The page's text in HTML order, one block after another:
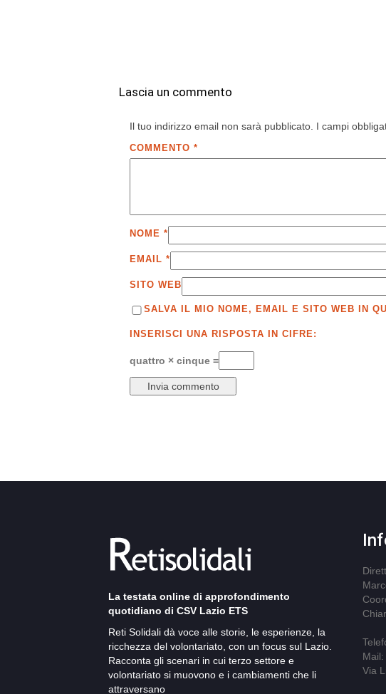
Lascia un commento
Il tuo indirizzo email non sarà pubblicato. I campi
COMMENTO *
NOME *
EMAIL *
SITO WEB
SALVA IL MIO NOME, EMAIL E SITO WEB IN
INSERISCI UNA RISPOSTA IN CIFRE:
quattro × cinque =
La testata online di approfondimento
quotidiano di CSV Lazio ETS
Reti Solidali dà voce alle storie, le esperienze, la
ricchezza del volontariato, con un focus sul Lazio.
Racconta gli scenari in cui terzo settore e
volontariato si muovono e i cambiamenti che li
attraversano
Via